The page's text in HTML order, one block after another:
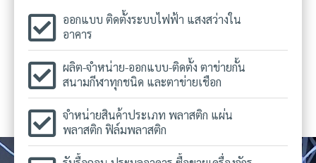
ออกแบบ ติดตั้งระบบไฟฟ้า แสงสว่างใน
อาคาร
ผลิต-จำหน่าย-ออกแบบ-ติดตั้ง ตาข่ายกั้น
สนามกีฬาทุกชนิด และตาข่ายเชือก
จำหน่ายสินค้าประเภท พลาสติก แผ่น
พลาสติก ฟิล์มพลาสติก